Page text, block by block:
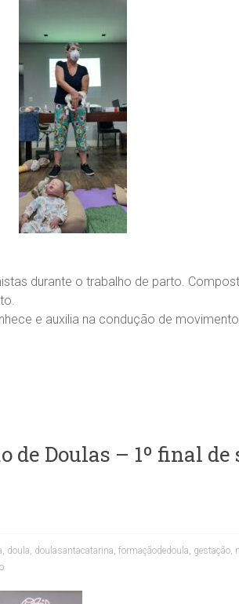
durante o trabalho de parto.
e auxilia na condução de
de Doulas – 1º final de
, doula, doulasantacatarina, formaçãodedoula, gestação,